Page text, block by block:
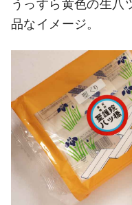
うっすら黄色の生八
品なイメージ。